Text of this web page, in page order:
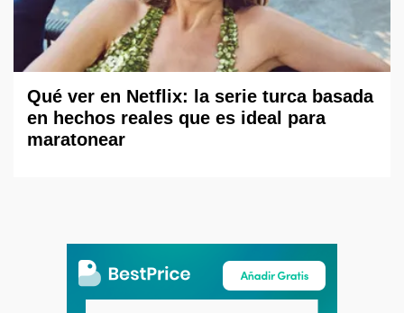
Qué ver en Netflix: la serie turca basada
en hechos reales que es ideal para
maratonear